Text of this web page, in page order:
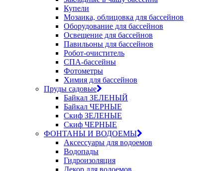
Купели
Мозаика, облицовка для бассейнов
Оборудование для бассейнов
Освещение для бассейнов
Павильоны для бассейнов
Робот-очиститель
СПА-бассейны
Фотометры
Химия для бассейнов
Пруды садовые
Байкал ЗЕЛЕНЫЙ
Байкал ЧЕРНЫЕ
Скиф ЗЕЛЕНЫЕ
Скиф ЧЕРНЫЕ
ФОНТАНЫ И ВОДОЕМЫ
Аксессуары для водоемов
Водопады
Гидроизоляция
Декор для водоемов